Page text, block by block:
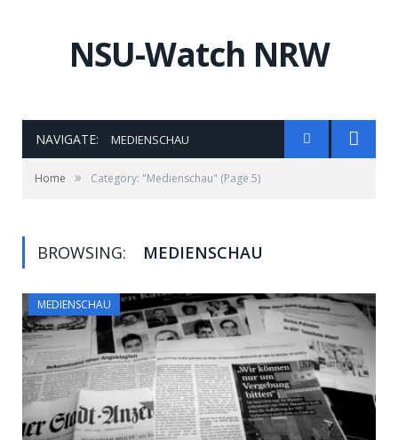
NSU-Watch NRW
NAVIGATE: MEDIENSCHAU
Home » Category: "Medienschau" (Page 5)
BROWSING: MEDIENSCHAU
MEDIENSCHAU